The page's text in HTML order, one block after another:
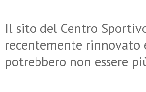
Il sito del Centro
recentemente rinnovato
potrebbero non essere